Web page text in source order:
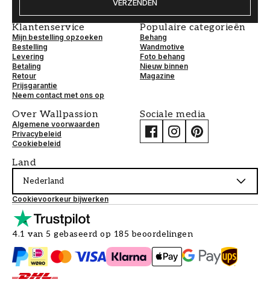
VERZENDEN
Klantenservice
Mijn bestelling opzoeken
Bestelling
Levering
Betaling
Retour
Prijsgarantie
Neem contact met ons op
Populaire categorieën
Behang
Wandmotive
Foto behang
Nieuw binnen
Magazine
Over Wallpassion
Algemene voorwaarden
Privacybeleid
Cookiebeleid
Sociale media
Land
Nederland
Cookievoorkeur bijwerken
4.1 van 5 gebaseerd op 185 beoordelingen